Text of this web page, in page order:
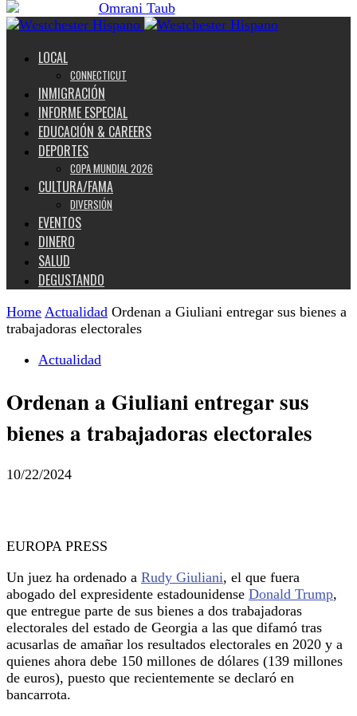
LOCAL
CONNECTICUT
INMIGRACIÓN
INFORME ESPECIAL
EDUCACIÓN & CAREERS
DEPORTES
COPA MUNDIAL 2026
CULTURA/FAMA
DIVERSIÓN
EVENTOS
DINERO
SALUD
DEGUSTANDO
Home Actualidad Ordenan a Giuliani entregar sus bienes a
trabajadoras electorales
Actualidad
Ordenan a Giuliani entregar sus
bienes a trabajadoras electorales
10/22/2024
EUROPA PRESS
Un juez ha ordenado a Rudy Giuliani, el que fuera
abogado del expresidente estadounidense Donald Trump,
que entregue parte de sus bienes a dos trabajadoras
electorales del estado de Georgia a las que difamó tras
acusarlas de amañar los resultados electorales en 2020 y a
quienes ahora debe 150 millones de dólares (139 millones
de euros), puesto que recientemente se declaró en
bancarrota.